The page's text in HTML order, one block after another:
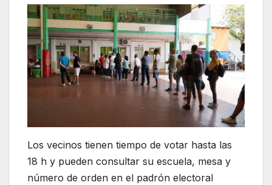
Los vecinos tienen tiempo de votar hasta las
18 h y pueden consultar su escuela, mesa y
número de orden en el padrón electoral